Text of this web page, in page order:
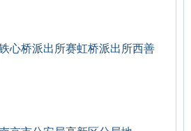
心桥派出所赛虹桥派出所西善